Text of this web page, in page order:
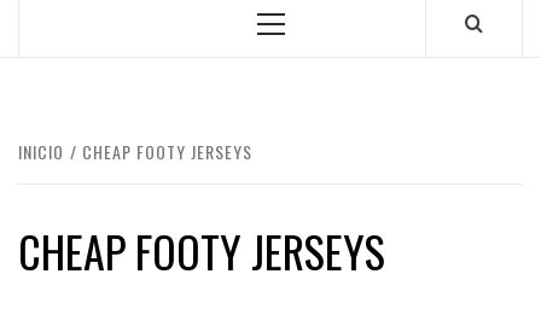
POLANENS
Menú
INICIO CHEAP FOOTY JERSEYS
CHEAP FOOTY JERSEYS